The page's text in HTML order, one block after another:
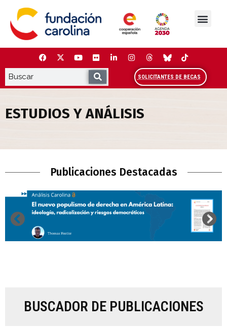
contenido
SOLICITANTES DE BECAS
ESTUDIOS Y ANÁLISIS
Publicaciones Destacadas
BUSCADOR DE PUBLICACIONES